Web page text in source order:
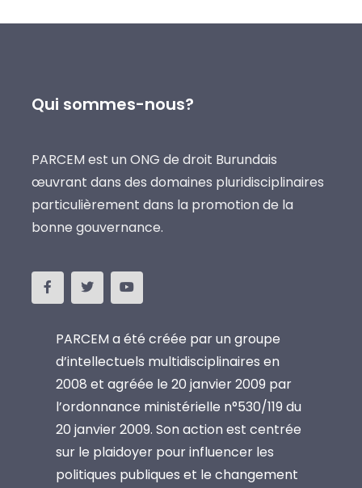
Qui sommes-nous?
PARCEM est un ONG de droit Burundais
œuvrant dans des domaines pluridisciplinaires
particulièrement dans la promotion de la
bonne gouvernance.
PARCEM a été créée par un groupe
d’intellectuels multidisciplinaires en
2008 et agréée le 20 janvier 2009 par
l’ordonnance ministérielle n°530/119 du
20 janvier 2009. Son action est centrée
sur le plaidoyer pour influencer les
politiques publiques et le changement